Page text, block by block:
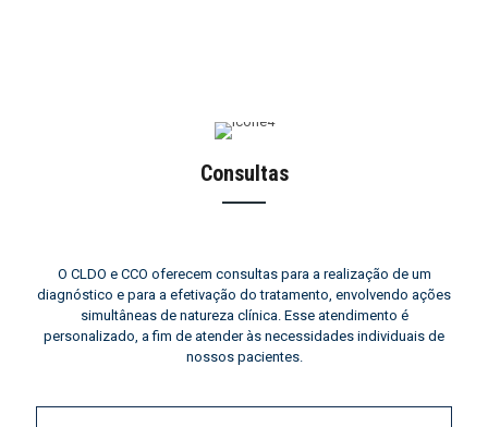
Consultas
O CLDO e CCO oferecem consultas para a realização de um
diagnóstico e para a efetivação do tratamento, envolvendo ações
simultâneas de natureza clínica. Esse atendimento é
personalizado, a fim de atender às necessidades individuais de
nossos pacientes.